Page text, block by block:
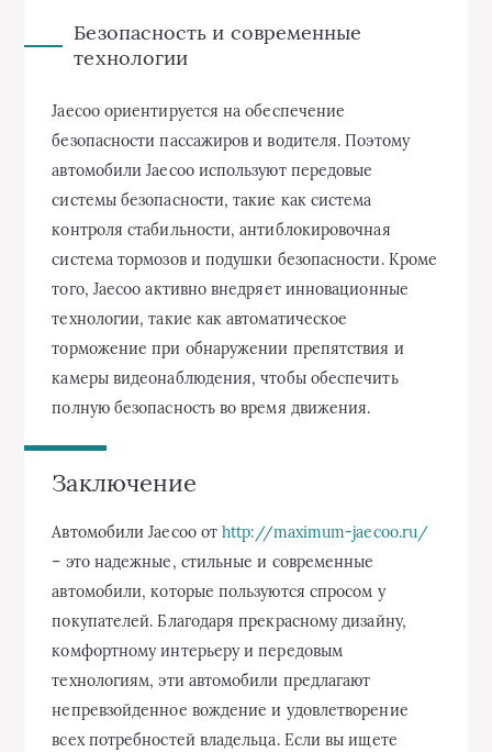
Безопасность и современные
технологии
Jaecoo ориентируется на обеспечение
безопасности пассажиров и водителя. Поэтому
автомобили Jaecoo используют передовые
системы безопасности, такие как система
контроля стабильности, антиблокировочная
система тормозов и подушки безопасности. Кроме
того, Jaecoo активно внедряет инновационные
технологии, такие как автоматическое
торможение при обнаружении препятствия и
камеры видеонаблюдения, чтобы обеспечить
полную безопасность во время движения.
Заключение
Автомобили Jaecoo отhttp://maximum-jaecoo.ru/
– это надежные, стильные и современные
автомобили, которые пользуются спросом у
покупателей. Благодаря прекрасному дизайну,
комфортному интерьеру и передовым
технологиям, эти автомобили предлагают
непревзойденное вождение и удовлетворение
всех потребностей владельца. Если вы ищете